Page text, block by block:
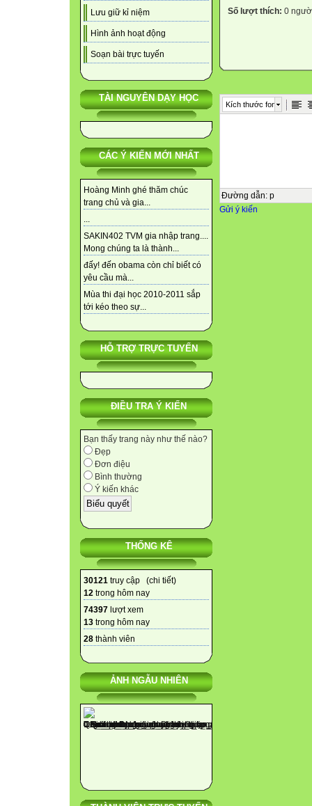
Lưu giữ kỉ niệm
Hình ảnh hoạt động
Soạn bài trực tuyến
TÀI NGUYÊN DẠY HỌC
CÁC Ý KIẾN MỚI NHẤT
Hoàng Minh ghé thăm chúc
trang chủ và gia...
...
SAKIN402 TVM gia nhập trang....
Mong chúng ta là thành...
đấy! đến obama còn chỉ biết có
yêu cầu mà...
Mùa thi đại học 2010-2011 sắp
tới kéo theo sự...
HỖ TRỢ TRỰC TUYẾN
ĐIỀU TRA Ý KIẾN
Bạn thấy trang này như thế nào?
Đẹp
Đơn điệu
Bình thường
Ý kiến khác
THỐNG KÊ
30121 truy cập (chi tiết)
12 trong hôm nay
74397 lượt xem
13 trong hôm nay
28 thành viên
ẢNH NGẪU NHIÊN
Số lượt thích: 0
Kích thước font
Đường dẫn: p
Gửi ý kiến